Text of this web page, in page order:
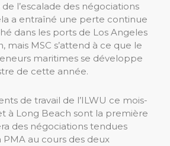
l’escalade des négociations
a entraîné une perte continue
dans les ports de Los Angeles
mais MSC s’attend à ce que le
maritimes se développe
de cette année.
de travail de l’ILWU ce mois-
à Long Beach sont la première
des négociations tendues
PMA au cours des deux